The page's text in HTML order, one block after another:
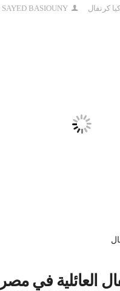
كرنفال SAYED BASIOUNY
العائلية في مصر